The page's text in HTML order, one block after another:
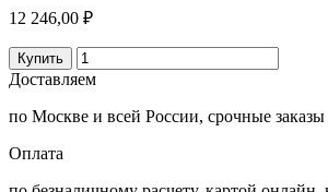
12 246,00 ₽
Купить
Доставляем
по Москве и всей России, срочные
Оплата